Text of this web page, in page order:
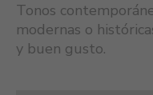
Tonos
modernas o
y buen gusto.